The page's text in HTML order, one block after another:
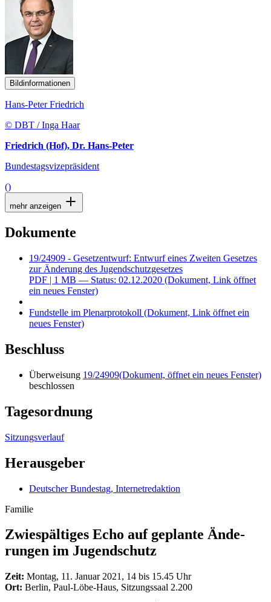
Bildinformationen
Hans-Peter Friedrich
© DBT / Inga Haar
Friedrich (Hof), Dr. Hans-Peter
Bundestagsvizepräsident
()
mehr anzeigen
Dokumente
19/24909 - Gesetzentwurf: Entwurf eines Zweiten Gesetzes
zur Änderung des Jugendschutzgesetzes
PDF | 1 MB — Status: 02.12.2020 (Dokument, Link öffnet
ein neues Fenster)
Fundstelle im Plenarprotokoll (Dokument, Link öffnet ein
neues Fenster)
Beschluss
Überweisung 19/24909(Dokument, öffnet ein neues Fenster)
beschlossen
Tagesordnung
Sitzungsverlauf
Herausgeber
Deutscher Bundestag, Internetredaktion
Familie
Zwie­spältiges Echo auf geplante Ände­
rungen im Jugend­schutz
Zeit: Montag, 11. Januar 2021, 14 bis 15.45 Uhr
Ort: Berlin, Paul-Löbe-Haus, Sitzungssaal 2.200